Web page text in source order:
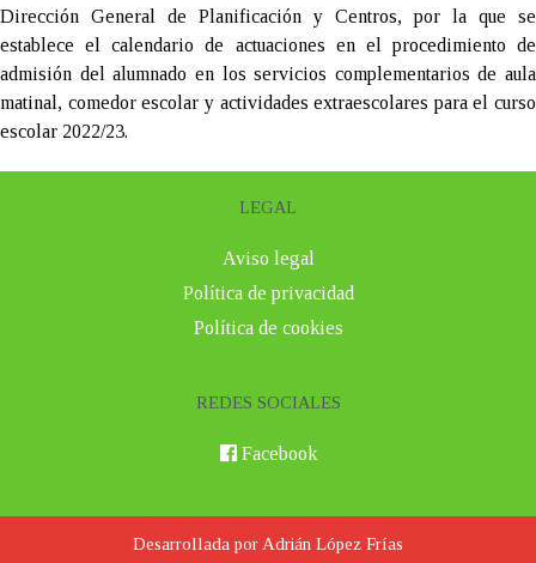
Dirección General de Planificación y Centros, por la que se
establece el calendario de actuaciones en el procedimiento de
admisión del alumnado en los servicios complementarios de aula
matinal, comedor escolar y actividades extraescolares para el curso
escolar 2022/23.
LEGAL
Aviso legal
Política de privacidad
Política de cookies
REDES SOCIALES
Facebook